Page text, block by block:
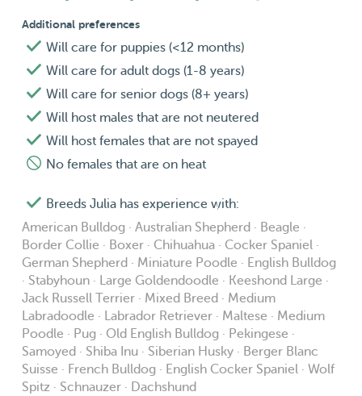
Stuur gerust een berichtje als je denkt dat wij een goede
match zijn voor jouw hond. Ik maak graag kennis met
jullie!
Additional preferences
Will care for puppies (<12 months)
Will care for adult dogs (1-8 years)
Will care for senior dogs (8+ years)
Will host males that are not neutered
Will host females that are not spayed
No females that are on heat
Breeds Julia has experience with:
American Bulldog · Australian Shepherd · Beagle ·
Border Collie · Boxer · Chihuahua · Cocker Spaniel ·
German Shepherd · Miniature Poodle · English Bulldog
· Stabyhoun · Large Goldendoodle · Keeshond Large ·
Jack Russell Terrier · Mixed Breed · Medium
Labradoodle · Labrador Retriever · Maltese · Medium
Poodle · Pug · Old English Bulldog · Pekingese ·
Samoyed · Shiba Inu · Siberian Husky · Berger Blanc
Suisse · French Bulldog · English Cocker Spaniel · Wolf
Spitz · Schnauzer · Dachshund